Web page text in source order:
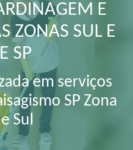
E
ZONAS SUL E
SP
em serviços
SP Zona
Sul